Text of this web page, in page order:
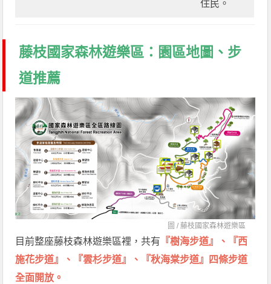
住民。
藤枝國家森林遊樂區：園區地圖、步
道推薦
圖 /藤枝國家森林遊樂區
目前整座藤枝森林遊樂區裡，共有 『樹海步道』、『西
施花步道』、『雲杉步道』、『秋海棠步道』四條步道
全面開放。